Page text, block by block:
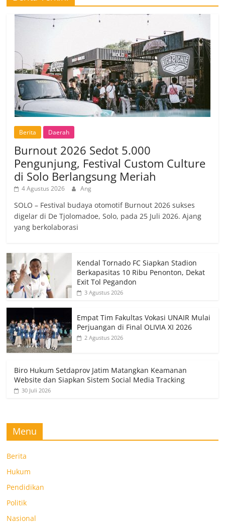
Berita Daerah
Burnout 2026 Sedot 5.000
Pengunjung, Festival Custom Culture
di Solo Berlangsung Meriah
4 Agustus 2026 Ang
SOLO – Festival budaya otomotif Burnout 2026 sukses
digelar di De Tjolomadoe, Solo, pada 25 Juli 2026. Ajang
yang berkolaborasi
Kendal Tornado FC Siapkan Stadion
Berkapasitas 10 Ribu Penonton, Dekat
Exit Tol Pegandon
3 Agustus 2026
Empat Tim Fakultas Vokasi UNAIR Mulai
Perjuangan di Final OLIVIA XI 2026
2 Agustus 2026
Biro Hukum Setdaprov Jatim Matangkan Keamanan
Website dan Siapkan Sistem Social Media Tracking
30 Juli 2026
Menu
Berita
Hukum
Pendidikan
Politik
Nasional